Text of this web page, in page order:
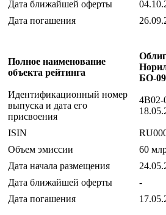
Дата ближайшей оферты
Дата погашения
Полное наименование
объекта рейтинга
БО-09
Идентификационный номер
выпуска и дата его
присвоения
4B02-
ISIN
Объем эмиссии
60
Дата начала размещения
Дата ближайшей оферты
-
Дата погашения